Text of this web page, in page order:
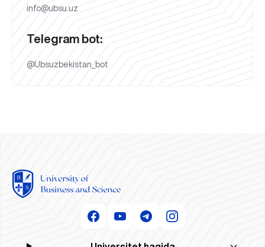
info@ubsu.uz
Telegram bot:
@Ubsuzbekistan_bot